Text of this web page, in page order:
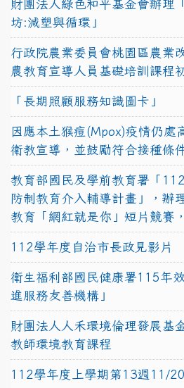
財團法人綠色和平基金會辦理
坊:減塑與循環」
行政院農業委員會桃園區農業
農教育宣導人員基礎培訓課程
「長期照顧服務知識圖卡」
因應本土猴痘(Mpox)疫情仍處
衛教宣導，並鼓勵符合接種條
教育部國民及學前教育署「
防制教育介入輔導計畫」，辦
教育「網紅就是你」短片競賽
112學年度自治市長政見影片
衛生福利部國民健康署115年
進服務友善機構」
財團法人人禾環境倫理發展基
教師環境教育課程
112學年度上學期第13週11/